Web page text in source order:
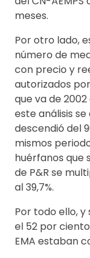
meses.
Por otro lado,
número de
con precio y
autorizados
que va de 2002
este análisis
descendió del
mismos
huérfanos que
de P&R se
al 39,7%.
Por todo ello,
el 52 por
EMA estaban